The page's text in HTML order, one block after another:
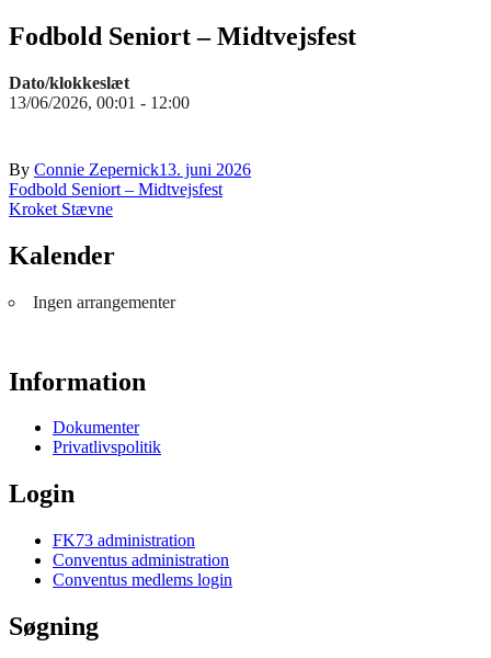
Fodbold Seniort – Midtvejsfest
Dato/klokkeslæt
13/06/2026, 00:01 - 12:00
By Connie Zepernick13. juni 2026
Indlægsnavigation
Fodbold Seniort – Midtvejsfest
Kroket Stævne
Kalender
Ingen arrangementer
Information
Dokumenter
Privatlivspolitik
Login
FK73 administration
Conventus administration
Conventus medlems login
Søgning